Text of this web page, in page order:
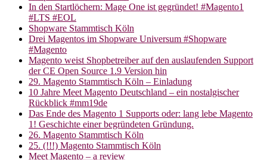
In den Startlöchern: Mage One ist gegründet! #Magento1
#LTS #EOL
Shopware Stammtisch Köln
Drei Magentos im Shopware Universum #Shopware
#Magento
Magento weist Shopbetreiber auf den auslaufenden Support
der CE Open Source 1.9 Version hin
29. Magento Stammtisch Köln – Einladung
10 Jahre Meet Magento Deutschland – ein nostalgischer
Rückblick #mm19de
Das Ende des Magento 1 Supports oder: lang lebe Magento
1! Geschichte einer begründeten Gründung.
26. Magento Stammtisch Köln
25. (!!!) Magento Stammtisch Köln
Meet Magento – a review